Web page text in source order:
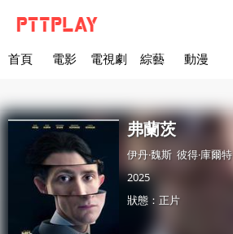
首頁 電影 電視劇 綜藝 動漫
弗蘭茨
伊丹·魏斯 彼得·庫爾特
2025
狀態：正片